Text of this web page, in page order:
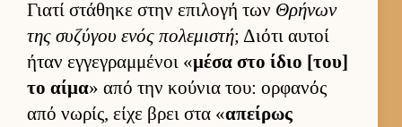
Γιατί στάθηκε στην επιλογή των Θρήνων
της συζύγου ενός πολεμιστή; Διότι αυ­τοί
ήταν εγ­γεγραμ­μένοι «μέσα στο ίδιο [του]
το αίμα» από την κού­νια του: ορ­φανός
από νωρίς, είχε βρει στα «απεί­ρως